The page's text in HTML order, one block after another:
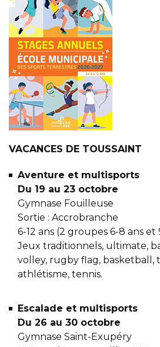
VACANCES DE TOUSSAINT
Aventure et multisports
Du 19 au 23 octobre
Gymnase Fouilleuse
Sortie : Accrobranche
6-12 ans (2 groupes 6-8 ans et
Jeux traditionnels, ultimate,
volley, rugby flag, basketball,
athlétisme, tennis.
Escalade et multisports
Du 26 au 30 octobre
Gymnase Saint-Exupéry